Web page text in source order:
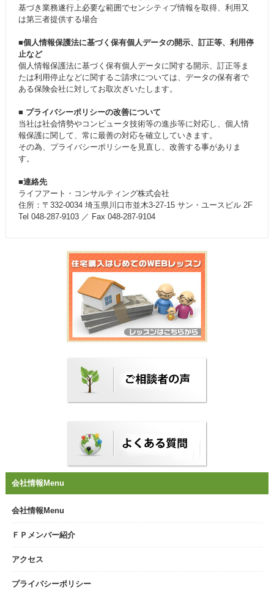
基づき業務遂行上必要な範囲でセンシティブ情報を取得、利用又
は第三者提供する場合
■個人情報保護法に基づく保有個人データの開示、訂正等、利用停
止など
個人情報保護法に基づく保有個人データに関する開示、訂正等ま
たは利用停止などに関するご請求については、データの保有者で
ある保険会社に対してお取次ぎいたします。
■ プライバシーポリシーの改善について
当社は社会情勢やコンピュータ技術等の進歩等に対応し、個人情
報保護に関して、常に最善の対応を確立していきます。
その為、プライバシーポリシーを見直し、改善する事がありま
す。
■連絡先
ライフアート・コンサルティング株式会社
住所：〒332-0034 埼玉県川口市並木3-27-15 サン・ユースビル 2F
Tel 048-287-9103 ／ Fax 048-287-9104
会社情報Menu
会社情報Menu
ＦＰメンバー紹介
アクセス
プライバシーポリシー